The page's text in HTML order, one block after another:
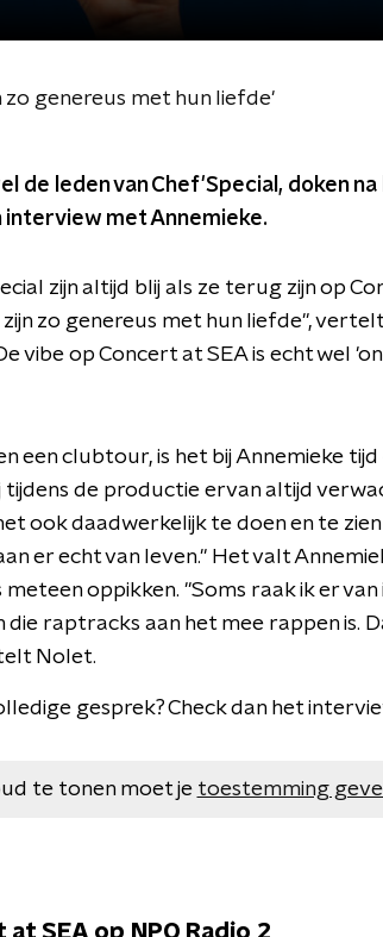
zo genereus met hun liefde'
de leden van Chef'Special, doken
interview met Annemieke.
zijn altijd blij als ze terug zijn op
zo genereus met hun liefde",
vibe op Concert at SEA is echt wel
een clubtour, is het bij Annemieke
de productie ervan altijd
ook daadwerkelijk te doen en te
er echt van leven." Het valt
oppikken. "Soms raak ik er van
raptracks aan het mee rappen is.
Nolet.
gesprek? Check dan het
te tonen moet je toestemming
SEA op NPO Radio 2